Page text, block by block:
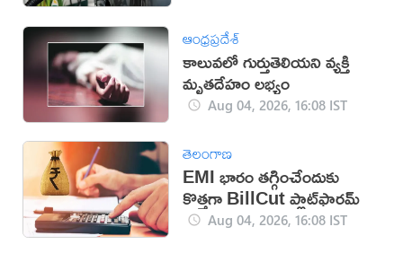
ఆంధ్రప్రదేశ్
కాలువలో గుర్తుతెలియని వ్యక్తి
మృతదేహం లభ్యం
Aug 04, 2026, 16:08 IST
తెలంగాణ
EMI భారం తగ్గించేందుకు
కొత్తగా BillCut ప్లాట్‌ఫారమ్
Aug 04, 2026, 16:08 IST